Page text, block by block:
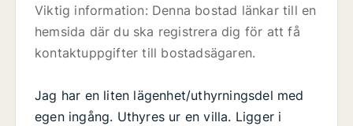
Viktig information: Denna bostad länkar till en
hemsida där du ska registrera dig för att få
kontaktuppgifter till bostadsägaren.
Jag har en liten lägenhet/uthyrningsdel med
egen ingång. Uthyres ur en villa. Ligger i